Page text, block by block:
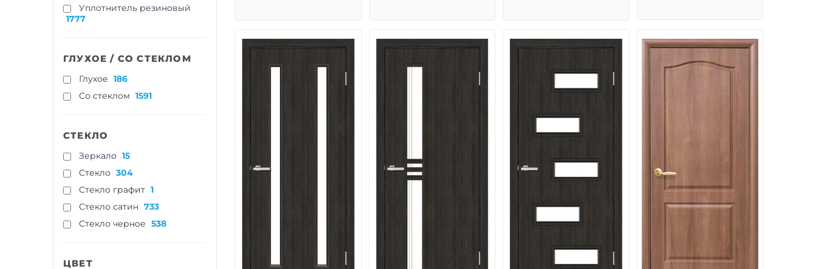
Уплотнитель резиновый
1777
ГЛУХОЕ / СО СТЕКЛОМ
Глухое 186
Со стеклом 1591
СТЕКЛО
Зеркало 15
Стекло 304
Стекло графит 1
Стекло сатин 733
Стекло черное 538
ЦВЕТ